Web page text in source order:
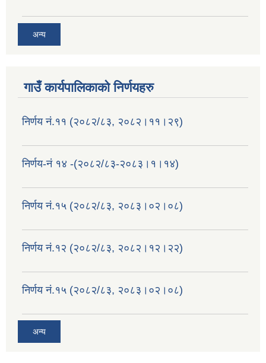
अन्य
गाउँ कार्यपालिकाको निर्णयहरु
निर्णय नं.११ (२०८२/८३, २०८२।११।२९)
निर्णय-नं १४ -(२०८२/८३-२०८३।१।१४)
निर्णय नं.१५ (२०८२/८३, २०८३।०२।०८)
निर्णय नं.१२ (२०८२/८३, २०८२।१२।२२)
निर्णय नं.१५ (२०८२/८३, २०८३।०२।०८)
अन्य